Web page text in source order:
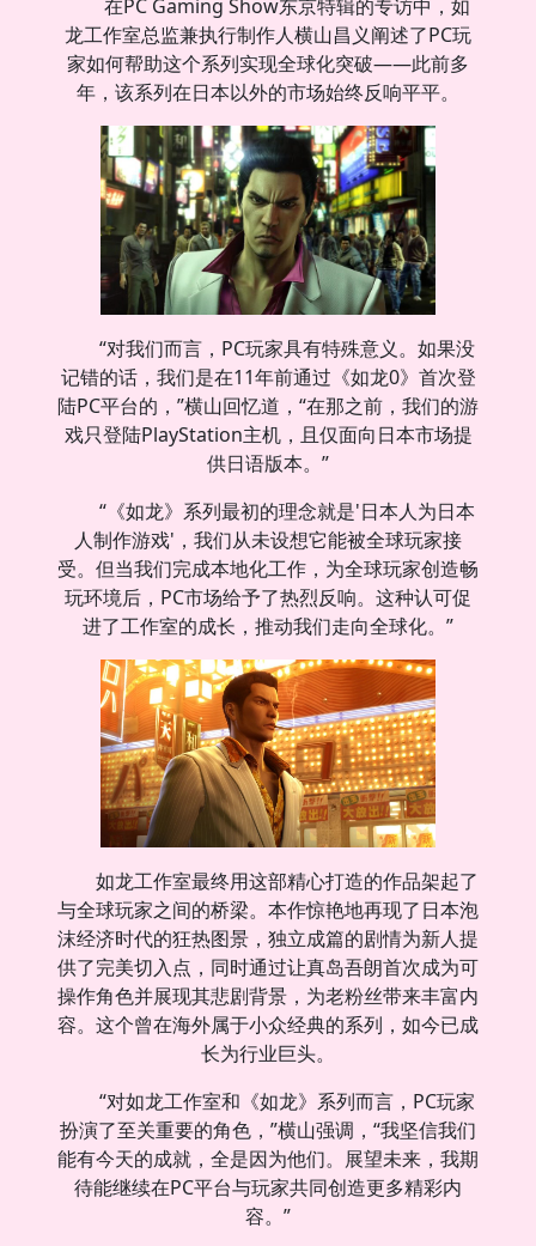
在PC Gaming Show东京特辑的专访中，如
龙工作室总监兼执行制作人横山昌义阐述了PC玩
家如何帮助这个系列实现全球化突破——此前多
年，该系列在日本以外的市场始终反响平平。
“对我们而言，PC玩家具有特殊意义。如果没
记错的话，我们是在11年前通过《如龙0》首次登
陆PC平台的，”横山回忆道，“在那之前，我们的游
戏只登陆PlayStation主机，且仅面向日本市场提
供日语版本。”
“《如龙》系列最初的理念就是'日本人为日本
人制作游戏'，我们从未设想它能被全球玩家接
受。但当我们完成本地化工作，为全球玩家创造畅
玩环境后，PC市场给予了热烈反响。这种认可促
进了工作室的成长，推动我们走向全球化。”
如龙工作室最终用这部精心打造的作品架起了
与全球玩家之间的桥梁。本作惊艳地再现了日本泡
沫经济时代的狂热图景，独立成篇的剧情为新人提
供了完美切入点，同时通过让真岛吾朗首次成为可
操作角色并展现其悲剧背景，为老粉丝带来丰富内
容。这个曾在海外属于小众经典的系列，如今已成
长为行业巨头。
“对如龙工作室和《如龙》系列而言，PC玩家
扮演了至关重要的角色，”横山强调，“我坚信我们
能有今天的成就，全是因为他们。展望未来，我期
待能继续在PC平台与玩家共同创造更多精彩内
容。”